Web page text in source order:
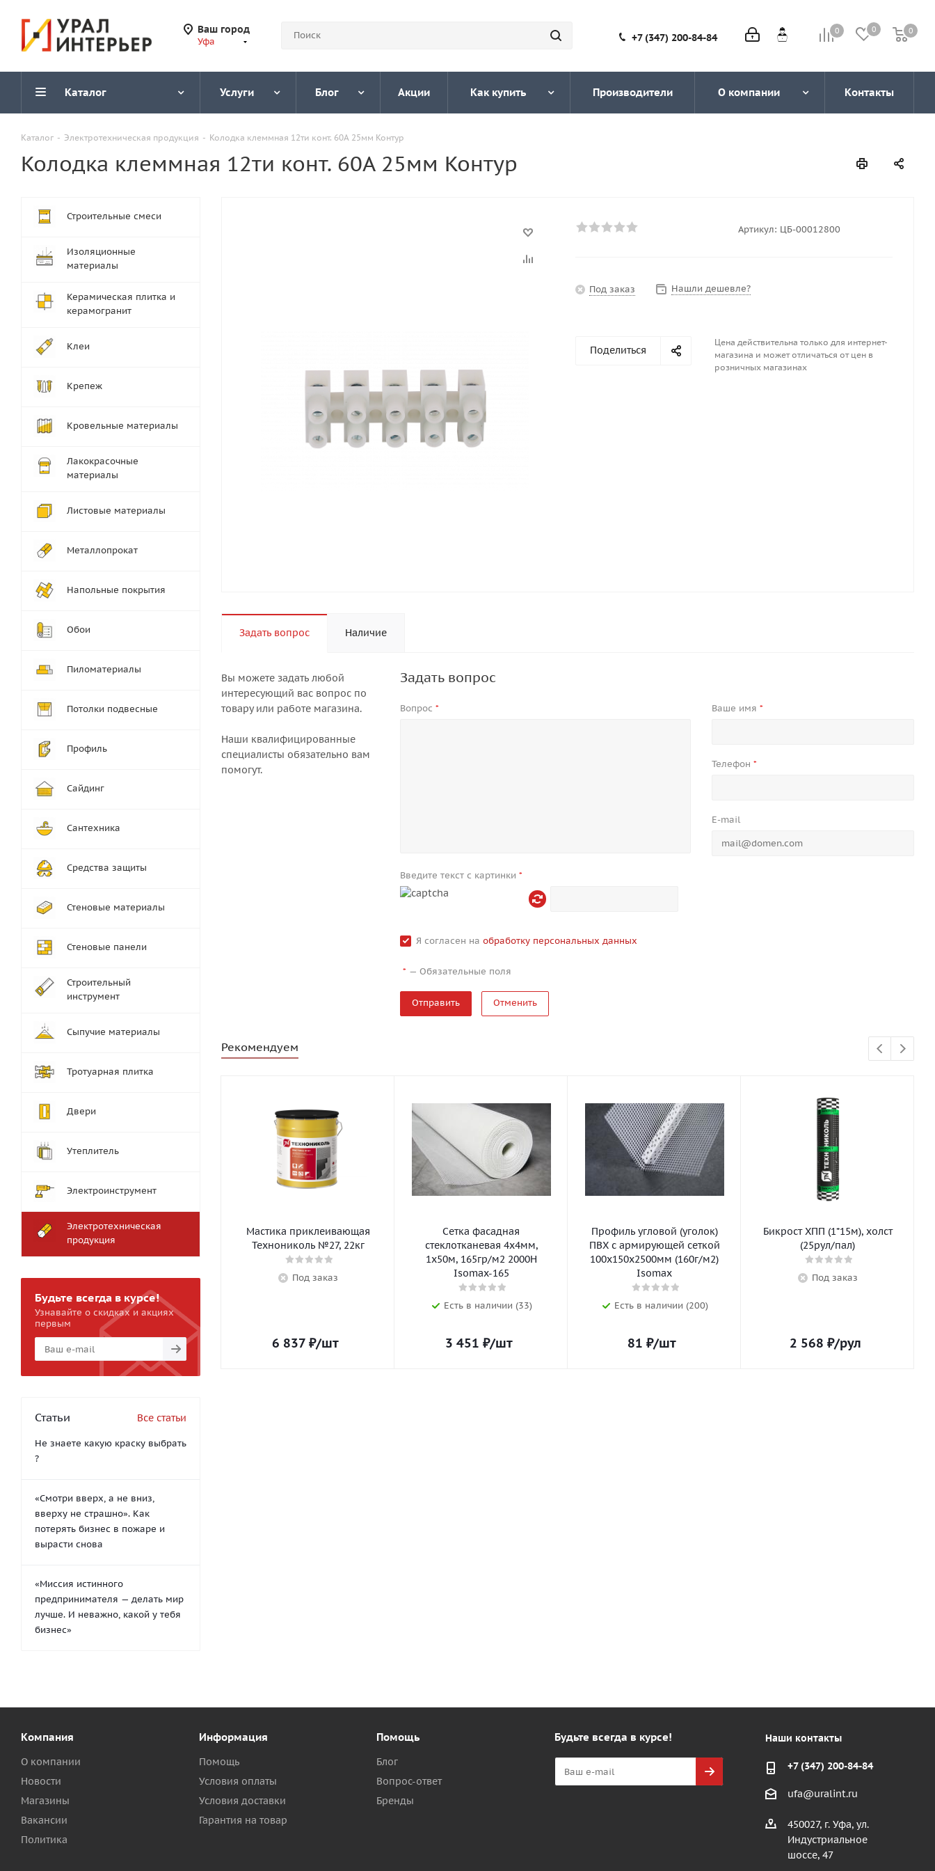
Ваш город
Уфа
0 0 0
0
+7 (347) 200-84-84
Каталог Услуги Блог Акции Как купить Производители О компании Контакты
Каталог - Электротехническая продукция - Колодка клеммная 12ти конт. 60А 25мм Контур
Колодка клеммная 12ти конт. 60А 25мм Контур
Артикул: ЦБ-00012800
Под заказ Нашли дешевле?
Поделиться
Цена действительна только для интернет-
магазина и может отличаться от цен в
розничных магазинах
Задать вопрос Наличие
Вы можете задать любой
интересующий вас вопрос по
товару или работе магазина.
Наши квалифицированные
специалисты обязательно вам
помогут.
Задать вопрос
Вопрос * Ваше имя*
Телефон*
E-mail
Введите текст с картинки *
Я согласен на обработку персональных данных
* — Обязательные поля
Отменить
Рекомендуем
Мастика приклеивающая
Технониколь №27, 22кг
Под заказ
6 837 ₽/шт
Сетка фасадная
стеклотканевая 4х4мм,
1х50м, 165гр/м2 2000Н
Isomax-165
Есть в наличии (33)
3 451 ₽/шт
Профиль угловой (уголок)
ПВХ с армирующей сеткой
100х150х2500мм (160г/м2)
Isomax
Есть в наличии (200)
81 ₽/шт
Бикрост ХПП (1*15м), холст
(25рул/пал)
Под заказ
2 568 ₽/рул
Строительные смеси
Изоляционные
материалы
Керамическая плитка и
керамогранит
Клеи
Крепеж
Кровельные материалы
Лакокрасочные
материалы
Листовые материалы
Металлопрокат
Напольные покрытия
Обои
Пиломатериалы
Потолки подвесные
Профиль
Сайдинг
Сантехника
Средства защиты
Стеновые материалы
Стеновые панели
Строительный
инструмент
Сыпучие материалы
Тротуарная плитка
Двери
Утеплитель
Электроинструмент
Электротехническая
продукция
Будьте всегда в курсе!
Узнавайте о скидках и акциях
первым
Статьи Все статьи
Не знаете какую краску выбрать
?
«Смотри вверх, а не вниз,
вверху не страшно». Как
потерять бизнес в пожаре и
вырасти снова
«Миссия истинного
предпринимателя — делать мир
лучше. И неважно, какой у тебя
бизнес»
Компания
О компании
Новости
Магазины
Вакансии
Политика
Информация
Помощь
Условия оплаты
Условия доставки
Гарантия на товар
Помощь
Блог
Вопрос-ответ
Бренды
Будьте всегда в курсе! Наши контакты
+7 (347) 200-84-84
ufa@uralint.ru
450027, г. Уфа, ул.
Индустриальное
шоссе, 47